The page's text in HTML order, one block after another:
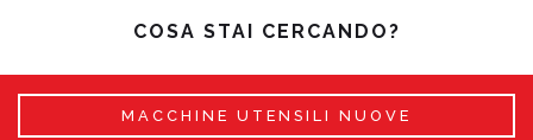
COSA STAI CERCANDO?
MACCHINE UTENSILI NUOVE